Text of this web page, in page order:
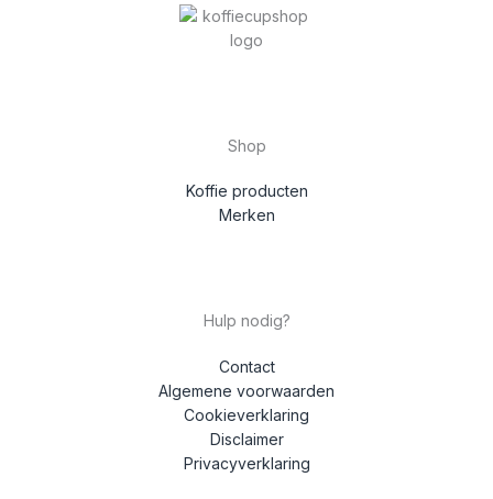
Shop
Koffie producten
Merken
Hulp nodig?
Contact
Algemene voorwaarden
Cookieverklaring
Disclaimer
Privacyverklaring